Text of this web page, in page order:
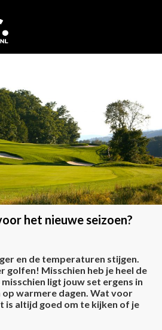
het nieuwe seizoen?
en de temperaturen stijgen.
golfen! Misschien heb je heel de
ligt jouw set ergens in
op warmere dagen. Wat voor
is altijd goed om te kijken of je